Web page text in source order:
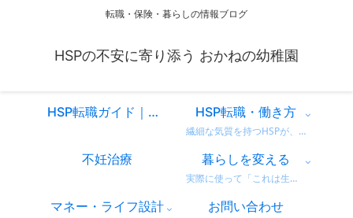
転職・保険・暮らしの情報ブログ
HSPの不安に寄り添う おかねの幼稚園
HSP転職ガイド｜仕事を変えるべきか迷ったときに読む、共感と気づきのスタートページ HSP転職・働き方
繊細な気質を持つHSPが、自分に合った働き方を見つけるための情報をまとめています。 営業職での転職体験談や、向いている仕事・避けたい職場の特徴など、リアルな視点からお届け。 「もう我慢しない」働き方を一緒に考えてみませんか？
不妊治療 暮らしを変える
実際に使って「これは生活が変わった！」と感じた商品・サービスのレビューをまとめています。 デロンギのコーヒーマシンやドラム式洗濯機など、日常がちょっと豊かになるリアルな使用感をお届け。 迷っている方の参考になればうれしいです。
マネー・ライフ設計 お問い合わせ